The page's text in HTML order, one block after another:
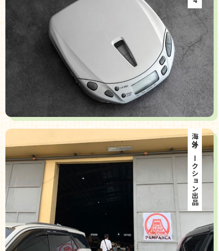
海外オークション出品